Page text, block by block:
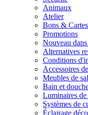
Animaux
Atelier
Bons &
Promotions
Nouveau
Alternatives
Conditions
Accessoires
Meubles de
Bain et
Luminaires de
Systèmes de
Éclairage